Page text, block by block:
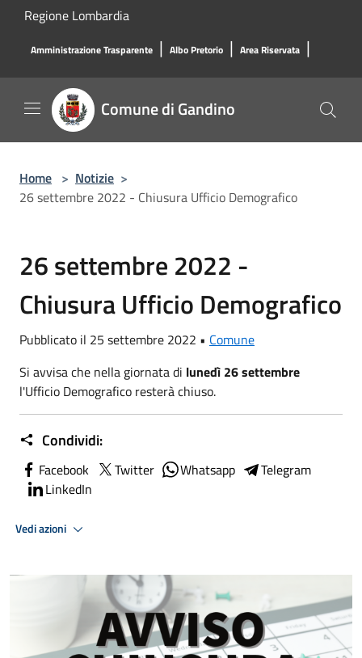
Salta al contenuto principale
Regione Lombardia
Amministrazione Trasparente | Albo Pretorio | Area Riservata |
Comune di Gandino
Home > Notizie >
26 settembre 2022 - Chiusura Ufficio Demografico
26 settembre 2022 -
Chiusura Ufficio Demografico
Pubblicato il 25 settembre 2022 • Comune
Si avvisa che nella giornata di lunedì 26 settembre
l'Ufficio Demografico resterà chiuso.
Condividi:
Facebook Twitter Whatsapp
Telegram
LinkedIn
Vedi azioni